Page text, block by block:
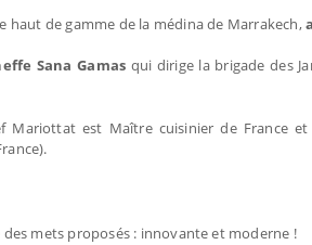
haut de gamme de la médina de Marrakech,
Sana Gamas qui dirige la brigade des
Mariottat est Maître cuisinier de France
des mets proposés : innovante et moderne !